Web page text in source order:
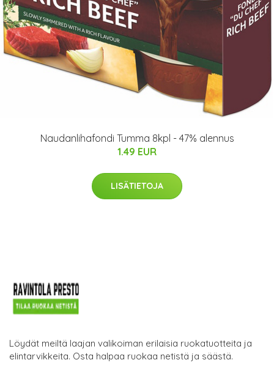
Naudanlihafondi Tumma 8kpl - 47% alennus
1.49 EUR
LISÄTIETOJA
Löydät meiltä laajan valikoiman erilaisia ruokatuotteita ja
elintarvikkeita. Osta halpaa ruokaa netistä ja säästä.